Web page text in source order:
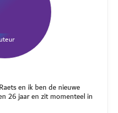
en ik ben de nieuwe
26 jaar en zit momenteel in